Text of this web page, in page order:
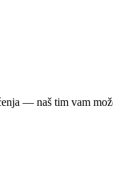
— naš tim vam